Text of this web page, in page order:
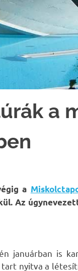
a
a
Az
januárban is
nyitva a